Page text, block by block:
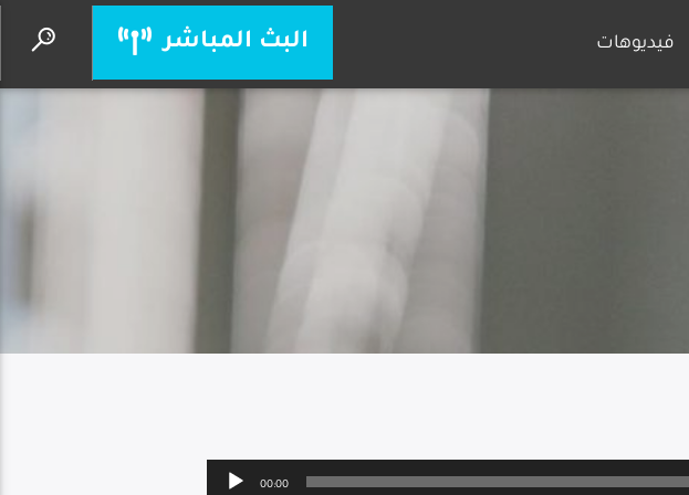
فيديوهات البث المباشر
Audio
00:00